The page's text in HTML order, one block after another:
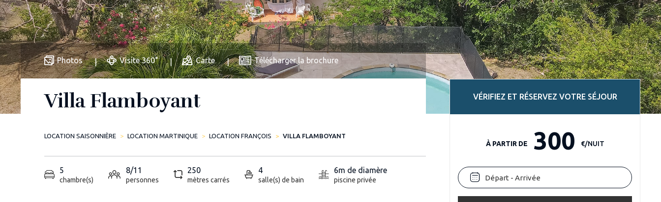
Photos Visite 360° Carte Télécharger la brochure
Villa Flamboyant
LOCATION SAISONNIÈRE LOCATION MARTINIQUE LOCATION FRANÇOIS VILLA FLAMBOYANT
5
chambre(s)
8/11
personnes
250
mètres carrés
4
salle(s) de bain
6m de diamère
piscine privée
VÉRIFIEZ ET RÉSERVEZ VOTRE SÉJOUR
À PARTIR DE 300 €/NUIT